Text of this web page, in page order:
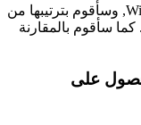
هنالك حاليا ثلاثة طُرُق للترقية إلى Windows 10, وسأقوم بترتيبها من
سأقوم بالمقارنة
على